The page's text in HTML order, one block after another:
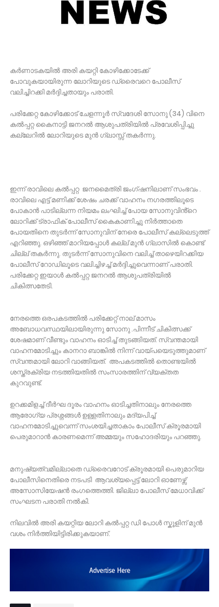
കർണാടകയിൽ അരി കയറ്റി കോഴിക്കോടേക്ക്
പോവുകയായിരുന്ന ലോറിയുടെ ഡ്രൈവറെ പോലീസ്
വലിച്ചിറക്കി മർദ്ദിച്ചതായും പരാതി.
പരിക്കേറ്റ കോഴിക്കോട് ചേളന്നൂർ സ്വദേശി സോനു (34) വിനെ
കൽപ്പറ്റ കൈനാട്ടി ജനറൽ ആശുപത്രിയിൽ പ്രവേശിപ്പിച്ചു
കല്ലേറിൽ ലോറിയുടെ മുൻ ഗ്ലാസ്സ് തകർന്നു.
ഇന്ന് രാവിലെ കൽപ്പറ്റ ജനമൈത്രി ജംഗ്ഷനിലാണ് സംഭവം .
രാവിലെ എട്ട് മണിക്ക് ശേഷം ചരക്ക് വാഹനം നഗരത്തിലൂടെ
പോകാൻ പാടില്ലന്ന നിയമം ലംഘിച്ച് പോയ സോനുവിൻ്റെ
ലോറിക്ക് ട്രാഫിക് പോലീസ് കൈകാണിച്ചു നിർത്താതെ
പോയതിനെ തുടർന്ന് സോനുവിന് നേരെ പോലീസ് കല്ലെടുത്ത്
എറിഞ്ഞു. ഒഴിഞ്ഞ് മാറിയപ്പോൾ കല്ല് മുൻ ഗ്ലാസിൽ കൊണ്ട്
ചില്ല് തകർന്നു. തുടർന്ന് സോനുവിനെ വലിച്ച് താഴെയിറക്കിയ
പോലീസ് റോഡിലൂടെ വലിച്ചിഴച്ച് മർദ്ദിച്ചുവെന്നാണ് പരാതി.
പരിക്കേറ്റ ഇയാൾ കൽപ്പറ്റ ജനറൽ ആശുപത്രിയിൽ
ചികിത്സതേടി.
നേരത്തെ ഒരപകടത്തിൽ പരിക്കേറ്റ് നാല് മാസം
അബോധവസ്ഥയിലായിരുന്നു സോനു .പിന്നീട് ചികിത്സക്ക്
ശേഷമാണ് വീണ്ടും വാഹനം ഓടിച്ച് തുടങ്ങിയത്. സ്വന്തമായി
വാഹനമോടിച്ചും കാനറാ ബാങ്കിൽ നിന്ന് വായ്പയെടുത്തുമാണ്
സ്വന്തമായി ലോറി വാങ്ങിയത്. അപകടത്തിൽ തൊണ്ടയിൽ
ശസ്ത്രക്രിയ നടത്തിയതിൽ സംസാരത്തിന് വ്യക്തത
കുറവുണ്ട്.
ഉറക്കമിളച്ച് ദീർഘ ദൂരം വാഹനം ഓടിച്ചതിനാലും നേരത്തെ
ആരോഗ്യ പ്രശ്നങ്ങൾ ഉള്ളതിനാലും മദ്യപിച്ച്
വാഹനമോടിച്ചുവെന്ന് സംശയിച്ചതാകാം പോലീസ് ക്രൂരമായി
പെരുമാറാൻ കാരണമെന്ന് അമ്മയും സഹോദരിയും പറഞ്ഞു.
മനുഷ്യത്വമില്ലാതെ ഡ്രൈവറോട് ക്രൂരമായി പെരുമാറിയ
പോലീസിനെതിരെ നടപടി ആവശ്യപ്പെട്ട് ലോറി ഓണേഴ്സ്
അസോസിയേഷൻ രംഗത്തെത്തി. ജില്ലാ പോലീസ് മേധാവിക്ക്
സംഘടന പരാതി നൽകി.
നിലവിൽ അരി കയറ്റിയ ലോറി കൽപ്പറ്റ ഡി പോൾ സ്കൂളിന് മുൻ
വശം നിർത്തിയിട്ടിരിക്കുകയാണ്.